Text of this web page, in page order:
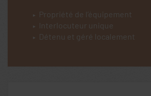
Propriété de l’équipement
Interlocuteur unique
Détenu et géré localement